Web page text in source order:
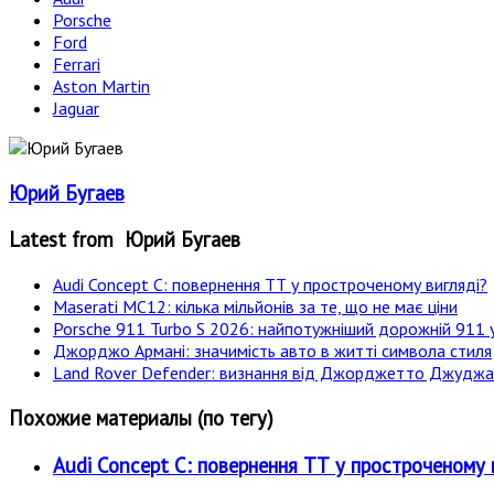
Porsche
Ford
Ferrari
Aston Martin
Jaguar
Юрий Бугаев
Latest from Юрий Бугаев
Audi Concept C: повернення ТТ у простроченому вигляді?
Maserati MC12: кілька мільйонів за те, що не має ціни
Porsche 911 Turbo S 2026: найпотужніший дорожній 911
Джорджо Армані: значимість авто в житті символа стиля
Land Rover Defender: визнання від Джорджетто
Похожие материалы (по тегу)
Audi Concept C: повернення ТТ у простроченому